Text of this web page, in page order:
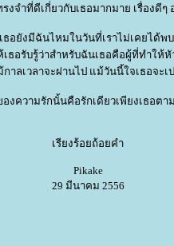
งจำที่ดีเกี่ยวกับเธอมากมาย เรื่องดีๆ
ธอยังมีฉันไหมในวันที่เราไม่เคยได้พ
ธอรับรู้ว่าสำหรับฉันเธอคือผู้ที่ทำให้หั
าลเวลาจะผ่านไป แม้วันนี้ใจเธอจะ
งความรักนั้นคือรักเดียวเพียงเธอตา
เรียงร้อยถ้อยคำ
Pikake
29 มีนาคม 2556